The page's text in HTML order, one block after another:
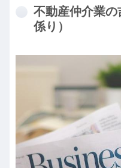
不動産仲介業
係り）